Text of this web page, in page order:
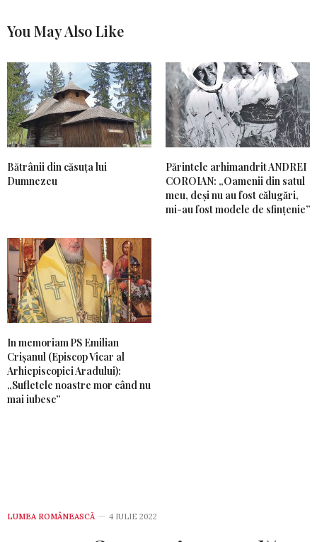
You May Also Like
Bătrânii din căsuța lui
Dumnezeu
Părintele arhimandrit ANDREI
COROIAN: „Oamenii din satul
meu, deși nu au fost călugări,
mi-au fost modele de sfințenie”
In memoriam PS Emilian
Crișanul (Episcop Vicar al
Arhiepiscopiei Aradului):
„Sufletele noastre mor când nu
mai iubesc”
LUMEA ROMÂNEASCĂ 4 IULIE 2022